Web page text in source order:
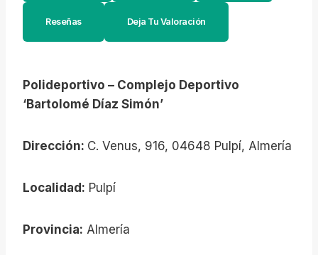
Reseñas Deja Tu Valoración
Polideportivo – Complejo Deportivo
‘Bartolomé Díaz Simón’
Dirección: C. Venus, 916, 04648 Pulpí, Almería
Localidad: Pulpí
Provincia: Almería